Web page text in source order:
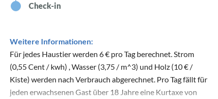
Check-in
Weitere Informationen:
Für jedes Haustier werden 6 € pro Tag berechnet. Strom
(0,55 Cent / kwh) , Wasser (3,75 / m^3) und Holz (10 € /
Kiste) werden nach Verbrauch abgerechnet. Pro Tag fällt für
jeden erwachsenen Gast über 18 Jahre eine Kurtaxe von